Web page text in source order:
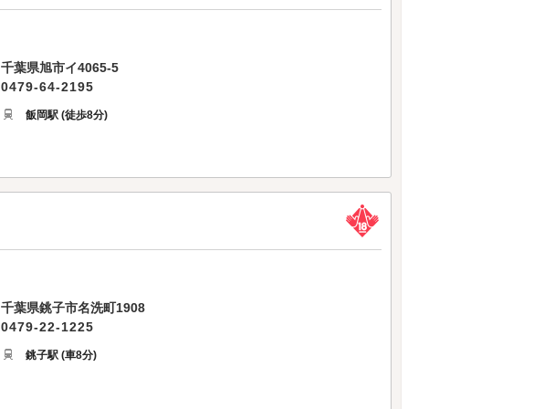
千葉県旭市イ4065-5
0479-64-2195
飯岡駅 (徒歩8分)
千葉県銚子市名洗町1908
0479-22-1225
銚子駅 (車8分)